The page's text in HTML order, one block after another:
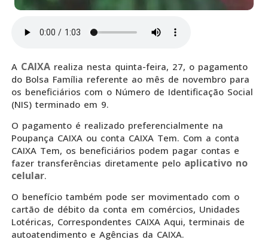
A CAIXA realiza nesta quinta-feira, 27, o pagamento
do Bolsa Família referente ao mês de novembro para
os beneficiários com o Número de Identificação Social
(NIS) terminado em 9.
O pagamento é realizado preferencialmente na
Poupança CAIXA ou conta CAIXA Tem. Com a conta
CAIXA Tem, os beneficiários podem pagar contas e
fazer transferências diretamente pelo aplicativo no
celular.
O benefício também pode ser movimentado com o
cartão de débito da conta em comércios, Unidades
Lotéricas, Correspondentes CAIXA Aqui, terminais de
autoatendimento e Agências da CAIXA.